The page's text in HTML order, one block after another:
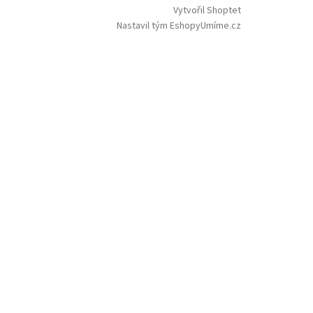
Vytvořil Shoptet
Nastavil tým EshopyUmíme.cz